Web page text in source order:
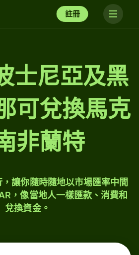
註冊
士尼亞及黑
可兌換馬克
非蘭特
讓你隨時隨地以市場匯率中間
，像當地人一樣匯款、消費和
兌換資金。